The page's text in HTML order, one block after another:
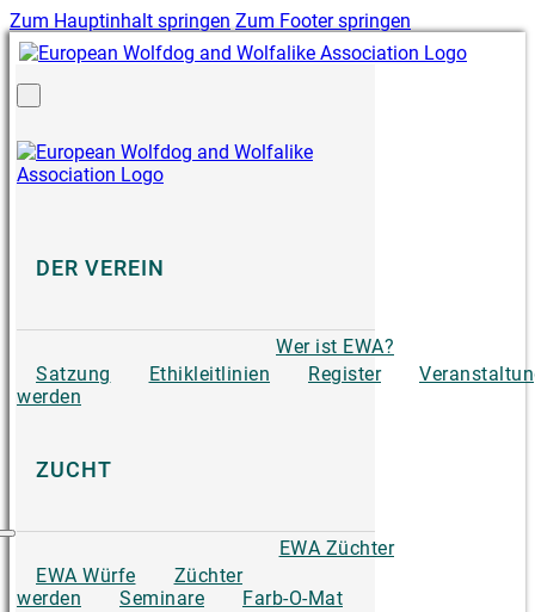
Zum Hauptinhalt springen Zum Footer springen
DER VEREIN
Wer ist EWA?
Satzung
Ethikleitlinien Register
werden
ZUCHT
EWA Züchter
EWA Würfe
Züchter
werden
Seminare Farb-O-Mat